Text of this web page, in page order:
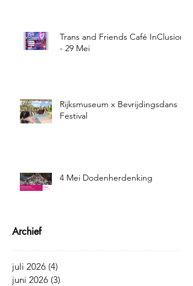
Trans and Friends Café InClusion
- 29 Mei
Rijksmuseum x Bevrijdingsdans
Festival
4 Mei Dodenherdenking
Archief
juli 2026 (4)
juni 2026 (3)